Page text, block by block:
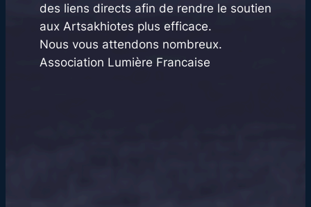
des liens directs afin de rendre le soutien
aux Artsakhiotes plus efficace.
Nous vous attendons nombreux.
Association Lumière Francaise